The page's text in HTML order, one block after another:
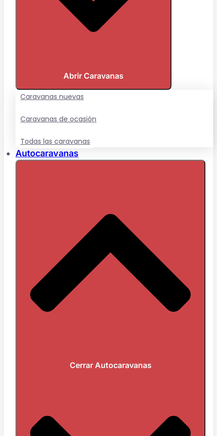
Abrir Caravanas
Caravanas nuevas
Caravanas de ocasión
Todas las caravanas
Autocaravanas
Cerrar Autocaravanas